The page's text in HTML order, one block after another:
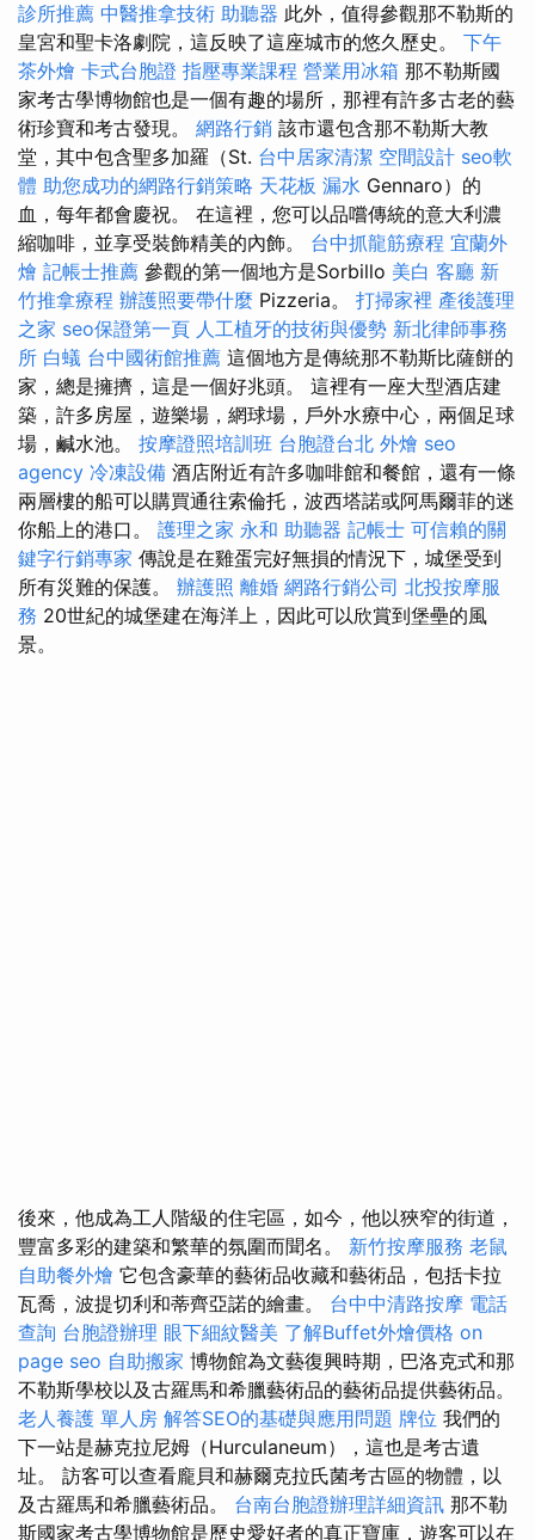
診所推薦 中醫推拿技術 助聽器 此外，值得參觀那不勒斯的
皇宮和聖卡洛劇院，這反映了這座城市的悠久歷史。 下午
茶外燴 卡式台胞證 指壓專業課程 營業用冰箱 那不勒斯國
家考古學博物館也是一個有趣的場所，那裡有許多古老的藝
術珍寶和考古發現。 網路行銷 該市還包含那不勒斯大教
堂，其中包含聖多加羅（St. 台中居家清潔 空間設計 seo軟
體 助您成功的網路行銷策略 天花板 漏水 Gennaro）的
血，每年都會慶祝。 在這裡，您可以品嚐傳統的意大利濃
縮咖啡，並享受裝飾精美的內飾。 台中抓龍筋療程 宜蘭外
燴 記帳士推薦 參觀的第一個地方是Sorbillo 美白 客廳 新
竹推拿療程 辦護照要帶什麼 Pizzeria。 打掃家裡 產後護理
之家 seo保證第一頁 人工植牙的技術與優勢 新北律師事務
所 白蟻 台中國術館推薦 這個地方是傳統那不勒斯比薩餅的
家，總是擁擠，這是一個好兆頭。 這裡有一座大型酒店建
築，許多房屋，遊樂場，網球場，戶外水療中心，兩個足球
場，鹹水池。 按摩證照培訓班 台胞證台北 外燴 seo
agency 冷凍設備 酒店附近有許多咖啡館和餐館，還有一條
兩層樓的船可以購買通往索倫托，波西塔諾或阿馬爾菲的迷
你船上的港口。 護理之家 永和 助聽器 記帳士 可信賴的關
鍵字行銷專家 傳說是在雞蛋完好無損的情況下，城堡受到
所有災難的保護。 辦護照 離婚 網路行銷公司 北投按摩服
務 20世紀的城堡建在海洋上，因此可以欣賞到堡壘的風
景。
後來，他成為工人階級的住宅區，如今，他以狹窄的街道，
豐富多彩的建築和繁華的氛圍而聞名。 新竹按摩服務 老鼠
自助餐外燴 它包含豪華的藝術品收藏和藝術品，包括卡拉
瓦喬，波提切利和蒂齊亞諾的繪畫。 台中中清路按摩 電話
查詢 台胞證辦理 眼下細紋醫美 了解Buffet外燴價格 on
page seo 自助搬家 博物館為文藝復興時期，巴洛克式和那
不勒斯學校以及古羅馬和希臘藝術品的藝術品提供藝術品。
老人養護 單人房 解答SEO的基礎與應用問題 牌位 我們的
下一站是赫克拉尼姆（Hurculaneum），這也是考古遺
址。 訪客可以查看龐貝和赫爾克拉氏菌考古區的物體，以
及古羅馬和希臘藝術品。 台南台胞證辦理詳細資訊 那不勒
斯國家考古學博物館是歷史愛好者的真正寶庫，遊客可以在